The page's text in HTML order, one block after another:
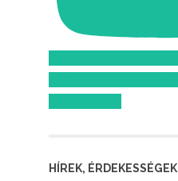
HÍREK, ÉRDEKESSÉGEK